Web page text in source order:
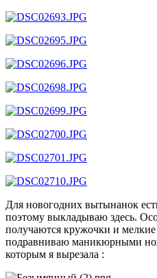
Для новогодних вытынанок
поэтому выкладываю здесь.
получаются кружочки и
подравниваю маникюрными
которым я вырезала :